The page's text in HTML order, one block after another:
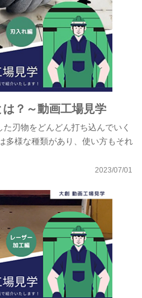
は？～動画工場見学
刃物をどんどん打ち込んでいく
多様な種類があり、使い方もそれ
2023/07/01